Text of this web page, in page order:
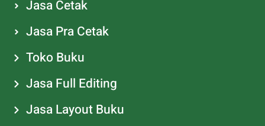
Jasa Cetak
Jasa Pra Cetak
Toko Buku
Jasa Full Editing
Jasa Layout Buku